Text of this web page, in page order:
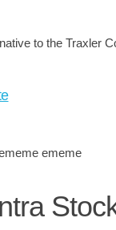
to the Traxler
ememe